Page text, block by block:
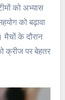
को अभ्यास
को बढ़ावा
मैचों के दौरान
क्रीज पर बेहतर